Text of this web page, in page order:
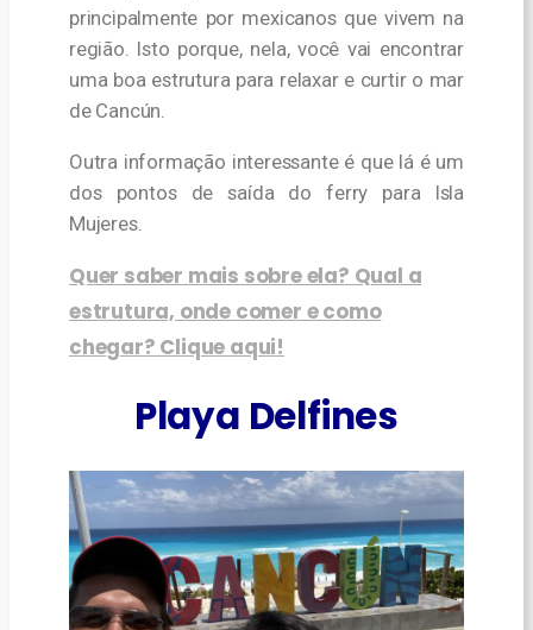
principalmente por mexicanos que vivem na
região. Isto porque, nela, você vai encontrar
uma boa estrutura para relaxar e curtir o mar
de Cancún.
Outra informação interessante é que lá é um
dos pontos de saída do ferry para Isla
Mujeres.
Quer saber mais sobre ela? Qual a
estrutura, onde comer e como
chegar? Clique aqui!
Playa Delfines